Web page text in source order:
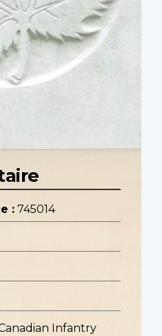
: 745014
Infantry